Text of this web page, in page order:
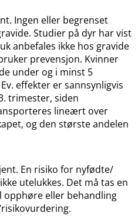
Ingen eller begrenset
Studier på dyr har vist
anbefales ikke hos gravide
prevensjon. Kvinner
under og i minst 5
effekter er sannsynligvis
trimester, siden
lineært over
og den største andelen
En risiko for nyfødte​/​
utelukkes. Det må tas en
opphøre eller behandling